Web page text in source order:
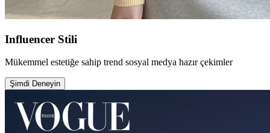
Influencer Stili
Mükemmel estetiğe sahip trend sosyal medya hazır çekimler
Şimdi Deneyin